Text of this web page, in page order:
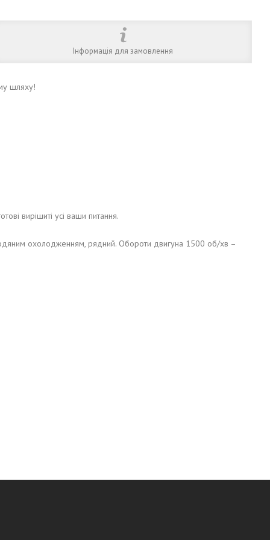
Інформація для замовлення
шляху!
вирішиті усі ваши питання.
охолодженням, рядний. Обороти двигуна 1500 об/хв –